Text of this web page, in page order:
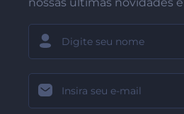
nossas últimas novidades